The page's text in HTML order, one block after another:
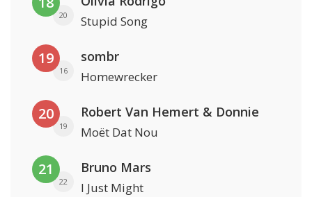
20 Stupid Song
19
16
sombr
Homewrecker
20
19
Robert Van Hemert & Donnie
Moët Dat Nou
21
22
Bruno Mars
I Just Might